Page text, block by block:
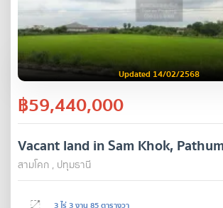
Updated 14/02/2568
฿59,440,000
Vacant land in Sam Khok,
สามโคก , ปทุมธานี
3 ไร่ 3 งาน 85 ตารางวา